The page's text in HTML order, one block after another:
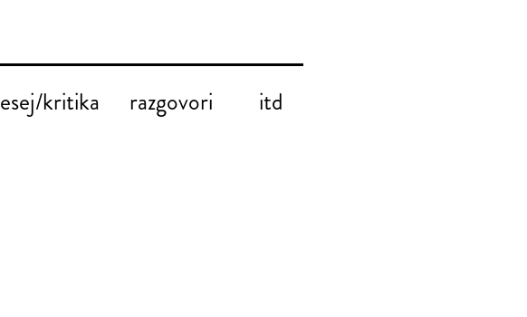
esej/kritika razgovori itd